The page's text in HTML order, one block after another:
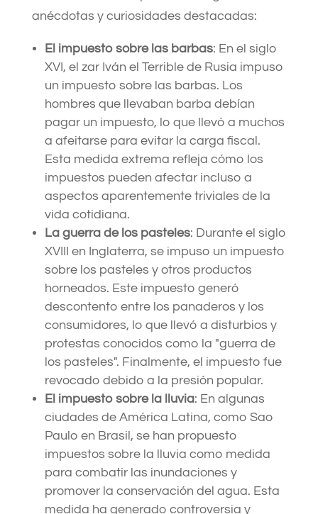
anécdotas y curiosidades destacadas:
El impuesto sobre las barbas: En el siglo
XVI, el zar Iván el Terrible de Rusia impuso
un impuesto sobre las barbas. Los
hombres que llevaban barba debían
pagar un impuesto, lo que llevó a muchos
a afeitarse para evitar la carga fiscal.
Esta medida extrema refleja cómo los
impuestos pueden afectar incluso a
aspectos aparentemente triviales de la
vida cotidiana.
La guerra de los pasteles: Durante el siglo
XVIII en Inglaterra, se impuso un impuesto
sobre los pasteles y otros productos
horneados. Este impuesto generó
descontento entre los panaderos y los
consumidores, lo que llevó a disturbios y
protestas conocidos como la "guerra de
los pasteles". Finalmente, el impuesto fue
revocado debido a la presión popular.
El impuesto sobre la lluvia: En algunas
ciudades de América Latina, como Sao
Paulo en Brasil, se han propuesto
impuestos sobre la lluvia como medida
para combatir las inundaciones y
promover la conservación del agua. Esta
medida ha generado controversia y